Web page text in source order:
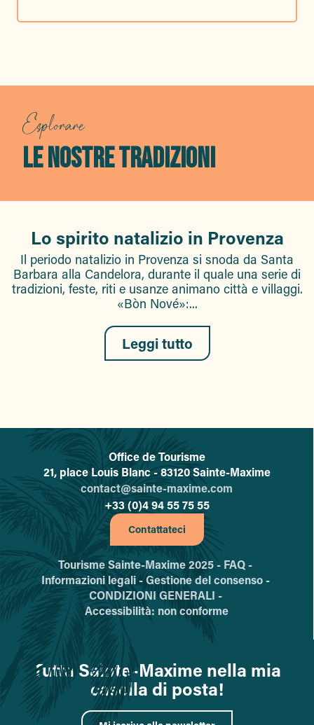
Esplorare
LE NOSTRE TRADIZIONI
Lo spirito natalizio in Provenza
Il periodo natalizio in Provenza si snoda da Santa
Barbara alla Candelora, durante il quale una serie di
tradizioni, feste, riti e usanze animano città e villaggi.
«Bòn Nové»:...
Leggi tutto
L'office de tourisme de Sainte-
Office de Tourisme
21, place Louis Blanc - 83120 Sainte-Maxime
contact@sainte-maxime.com
+33 (0)4 94 55 75 55
Contattateci
Tourisme Sainte-Maxime 2025 - FAQ -
Informazioni legali -Gestione del consenso -
CONDIZIONI GENERALI -
Accessibilità: non conforme
Tutta Sainte-Maxime nella mia
casella di posta!